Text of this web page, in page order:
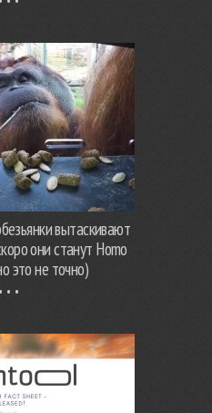
вытаскивают
они станут Homo
это не точно)